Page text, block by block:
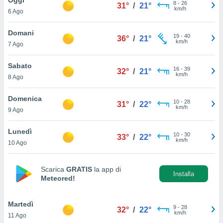
è
al sito
di
ci
di
il
un
la
nella
6 Ago
31° / 21° 8- 26
km/h
Domani
7 Ago
36° / 21° 19- 40
km/h
Sabato
8 Ago
32° / 21° 16- 39
km/h
Domenica
9 Ago
31° / 22° 10- 28
km/h
Lunedì
10 Ago
33° / 22° 10- 30
km/h
Scarica GRATIS la app di
Meteored!
Installa
Martedì
11 Ago
32° / 22° 9- 28
km/h